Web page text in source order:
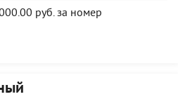
руб. за номер